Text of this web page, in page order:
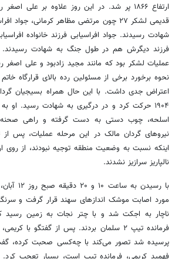
ارتفاع ۱۸۶۶ پر شد. در این روز علاوه بر علی
قدیمی لشکر ۲۷ چون مرتضی مظاهر کرمانی،
فرزند دیگرش هم در طول جنگ به شهادت رسیدند. او
عملیات لشکر بود که مانند مجید زادبود و علی اصغر
اعتراض جدی داشت. با این حال همراه بسیجیان
۱۹۰۴ حرکت کرد و در درگیری به شهادت رسید. او
اسلحه، چوب دستی به دست گرفته و راهی صحنه
اینکه نسبت به وضعیت منطقه توجیه نبودند، از
نالپاریز سرازیز نشدند.
با رسیدن
مورد اصابت موشک اندازهای سهند قرار گرفت و
ناچار به اجکت شد و با چتر نجات به زمین رسید
فرمانده تیپ ۲ سلمان بردند. پس از گفتگو با
پرسیده شد تصور می‌کند با چه‌کسی صحبت کرده،